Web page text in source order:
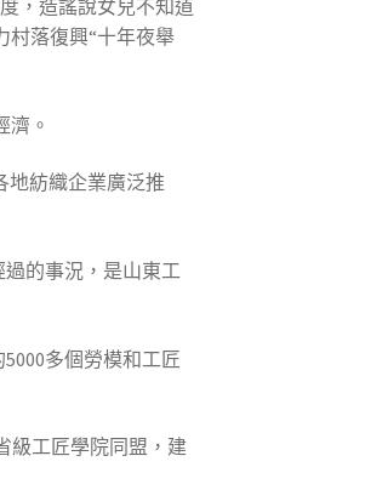
，造謠說女兒不知道
村落復興“十年夜舉
濟。
地紡織企業廣泛推
的事況，是山東工
多個勞模和工匠
級工匠學院同盟，建